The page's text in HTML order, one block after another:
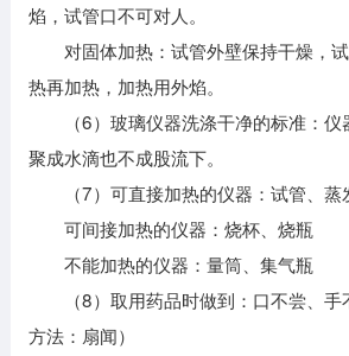
焰，试管口不可对人。
对固体加热：试管外壁保持干燥，试
热再加热，加热用外焰。
（6）玻璃仪器洗涤干净的标准：仪
聚成水滴也不成股流下。
（7）可直接加热的仪器：试管、蒸
可间接加热的仪器：烧杯、烧瓶
不能加热的仪器：量筒、集气瓶
（8）取用药品时做到：口不尝、手
方法：扇闻）